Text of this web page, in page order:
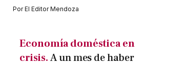
PorEl Editor Mendoza
Economía doméstica en
crisis.A un mes de haber